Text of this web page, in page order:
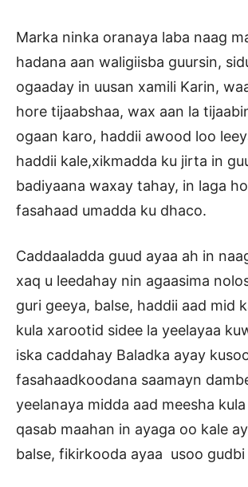
Marka ninka oranaya laba naag
hadana aan waligiisba guursin,
ogaaday in uusan xamili Karin,
hore tijaabshaa, wax aan la
ogaan karo, haddii awood loo
haddii kale,xikmadda ku jirta in
badiyaana waxay tahay, in laga
fasahaad umadda ku dhaco.
Caddaaladda guud ayaa ah in
xaq u leedahay nin agaasima
guri geeya, balse, haddii aad mid
kula xarootid sidee la yeelayaa
iska caddahay Baladka ayay
fasahaadkoodana saamayn
yeelanaya midda aad meesha
qasab maahan in ayaga oo kale
balse, fikirkooda ayaa usoo gudbi